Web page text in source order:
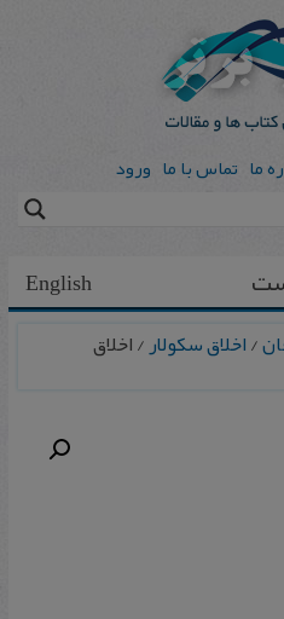
ما تماس با ما ورود
English
/اخلاق سکولار/ اخلاق